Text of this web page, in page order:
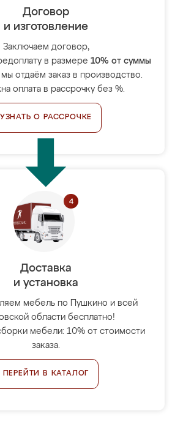
Договор
и изготовление
Заключаем договор,
в размере 10% от суммы
мы отдаём заказ в производство.
оплата в рассрочку без %.
УЗНАТЬ О РАССРОЧКЕ
Доставка
и установка
мебель по Пушкино и всей
области бесплатно!
мебели: 10% от стоимости
заказа.
ПЕРЕЙТИ В КАТАЛОГ